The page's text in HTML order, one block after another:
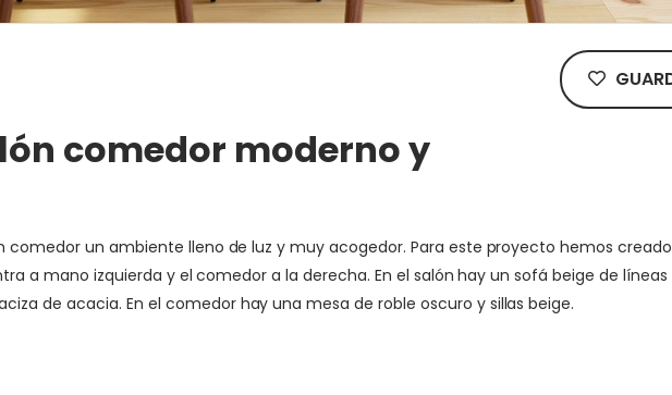
comedor moderno y
un ambiente lleno de luz y muy acogedor. Para este proyecto hemos
a mano izquierda y el comedor a la derecha. En el salón hay un sofá beige de
de acacia. En el comedor hay una mesa de roble oscuro y sillas beige.